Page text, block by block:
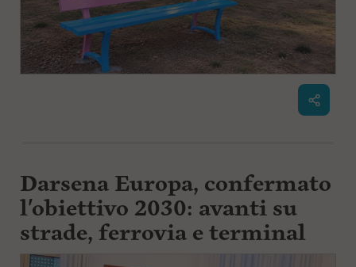
Darsena Europa, confermato
l'obiettivo 2030: avanti su
strade, ferrovia e terminal